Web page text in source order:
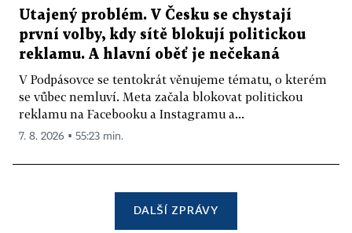
Utajený problém. V Česku se chystají
první volby, kdy sítě blokují politickou
reklamu. A hlavní oběť je nečekaná
V Podpásovce se tentokrát věnujeme tématu, o kterém
se vůbec nemluví. Meta začala blokovat politickou
reklamu na Facebooku a Instagramu a...
7. 8. 2026 ▪ 55:23 min.
DALŠÍ ZPRÁVY